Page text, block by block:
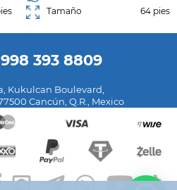
Tamaño
64 pies
393 8809
Kukulcan Boulevard,
Cancún, Q.R., Mexico